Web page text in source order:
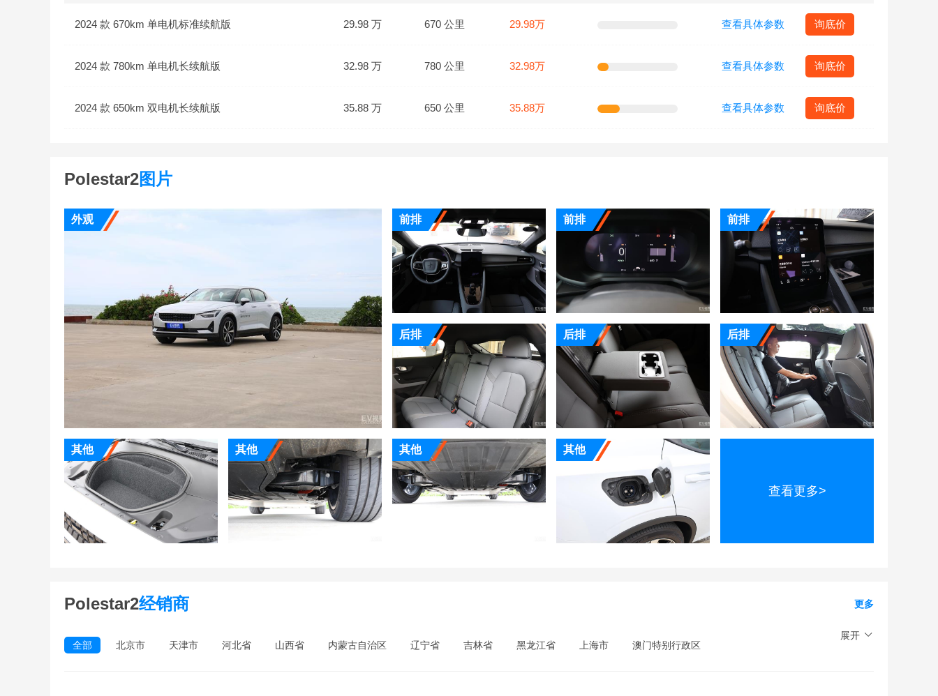
2024 款 670km 单电机标准续航版 29.98 万 670 公里 29.98万 查看具体参数 询底价
2024 款 780km 单电机长续航版 32.98 万 780 公里 32.98万 查看具体参数 询底价
2024 款 650km 双电机长续航版 35.88 万 650 公里 35.88万 查看具体参数 询底价
Polestar2图片
外观 前排 前排 前排
后排 后排 后排
其他 其他 其他 其他
查看更多>
Polestar2经销商 更多
展开
全部
北京市 天津市 河北省 山西省 内蒙古自治区 辽宁省 吉林省 黑龙江省 上海市 澳门特别行政区